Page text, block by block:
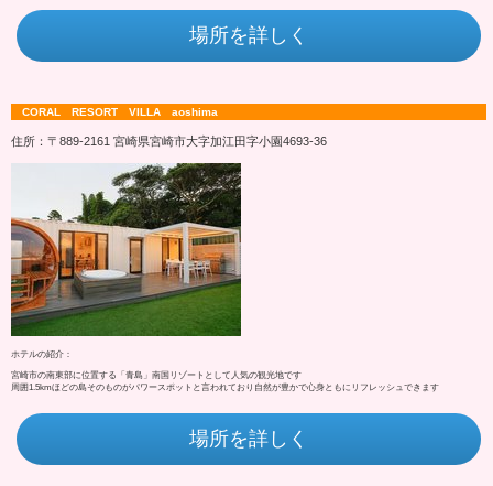
場所を詳しく
CORAL RESORT VILLA aoshima
住所：〒889-2161 宮崎県宮崎市大字加江田字小園4693‐36
ホテルの紹介：
宮崎市の南東部に位置する「青島」南国リゾートとして人気の観光地です
周囲1.5kmほどの島そのものがパワースポットと言われており自然が豊かで心身ともにリフレッシュできます
場所を詳しく